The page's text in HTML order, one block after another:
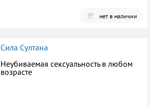
нет в наличии
Сила Султана
Неубиваемая сексуальность в любом
возрасте